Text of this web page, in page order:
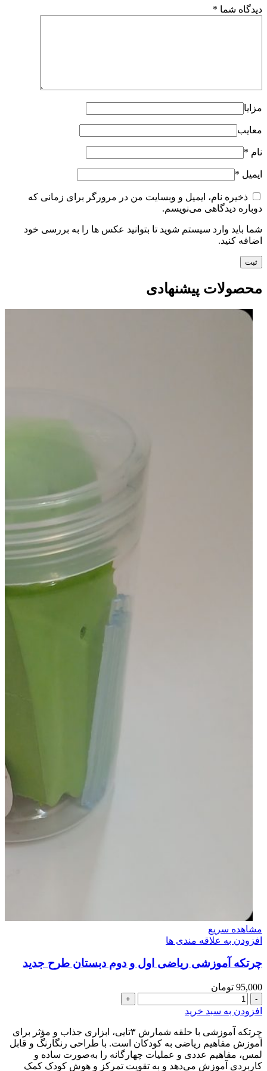
دیدگاه شما *
مزایا
معایب
نام *
ایمیل *
ذخیره نام، ایمیل و وبسایت من در مرورگر برای زمانی که
دوباره دیدگاهی می‌نویسم.
شما باید وارد سیستم شوید تا بتوانید عکس ها را به بررسی خود
اضافه کنید.
محصولات پیشنهادی
مشاهده سریع
افزودن به علاقه مندی ها
چرتکه آموزشی ریاضی اول و دوم دبستان طرح جدید
95,000 تومان
چرتکه
آموزشی
اول
و
دوم
دبستان
افزودن به سبد خرید
چرتکه آموزشی با حلقه شمارش ۳تایی، ابزاری جذاب و مؤثر برای
آموزش مفاهیم ریاضی به کودکان است. با طراحی رنگارنگ و قابل
لمس، مفاهیم عددی و عملیات چهارگانه را به‌صورت ساده و
کاربردی آموزش می‌دهد و به تقویت تمرکز و هوش کودک کمک